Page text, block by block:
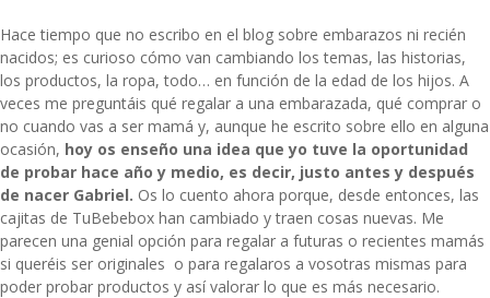
Hace tiempo que no escribo en el blog sobre embarazos ni recién
nacidos; es curioso cómo van cambiando los temas, las historias,
los productos, la ropa, todo… en función de la edad de los hijos. A
veces me preguntáis qué regalar a una embarazada, qué comprar o
no cuando vas a ser mamá y, aunque he escrito sobre ello en alguna
ocasión, hoy os enseño una idea que yo tuve la oportunidad
de probar hace año y medio, es decir, justo antes y después
de nacer Gabriel. Os lo cuento ahora porque, desde entonces, las
cajitas de TuBebebox han cambiado y traen cosas nuevas. Me
parecen una genial opción para regalar a futuras o recientes mamás
si queréis ser originales o para regalaros a vosotras mismas para
poder probar productos y así valorar lo que es más necesario.